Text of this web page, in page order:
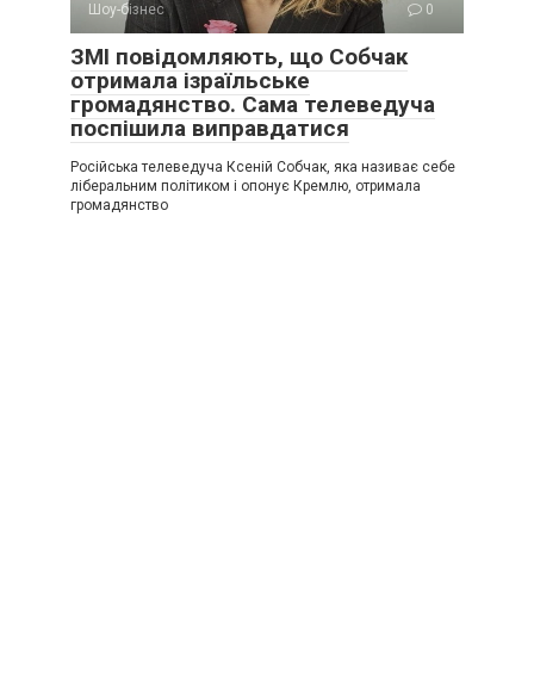
Шоу-бізнес 0
ЗМІ повідомляють, що Собчак
отримала ізраїльське
громадянство. Сама телеведуча
поспішила виправдатися
Російська телеведуча Ксеній Собчак, яка називає себе
ліберальним політиком і опонує Кремлю, отримала
громадянство